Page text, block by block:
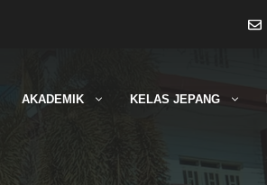
AKADEMIK KELAS JEPANG